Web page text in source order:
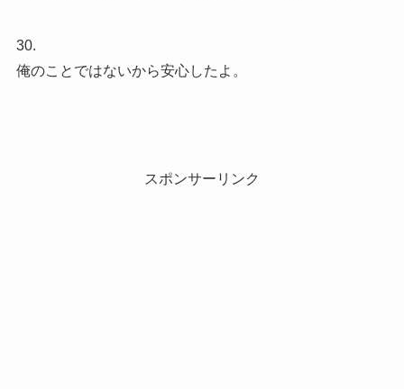
30.
俺のことではないから安心したよ。
スポンサーリンク